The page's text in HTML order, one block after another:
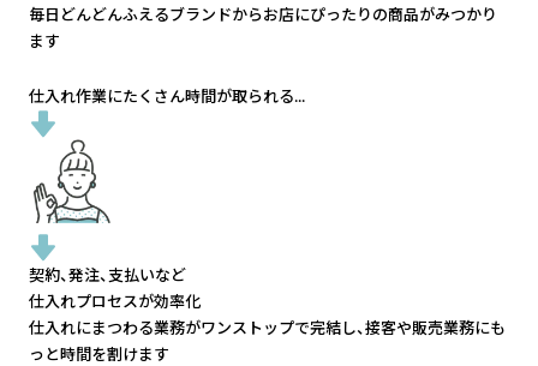
毎日どんどんふえるブランドからお店にぴったりの商品がみつかり
ます
仕入れ作業にたくさん時間が取られる...
契約、発注、支払いなど
仕入れプロセスが効率化
仕入れにまつわる業務がワンストップで完結し、接客や販売業務にも
っと時間を割けます